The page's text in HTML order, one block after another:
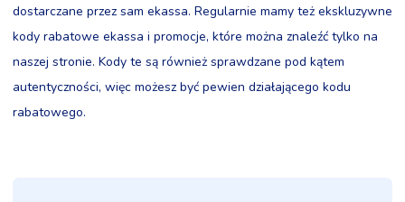
dostarczane przez sam ekassa. Regularnie mamy też ekskluzywne
kody rabatowe ekassa i promocje, które można znaleźć tylko na
naszej stronie. Kody te są również sprawdzane pod kątem
autentyczności, więc możesz być pewien działającego kodu
rabatowego.